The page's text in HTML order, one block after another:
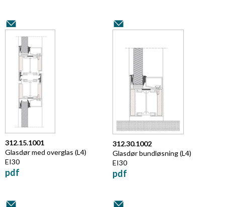
312.15.1001
Glasdør med overglas (L4)
EI30
pdf
312.30.1002
Glasdør bundløsning (L4)
EI30
pdf